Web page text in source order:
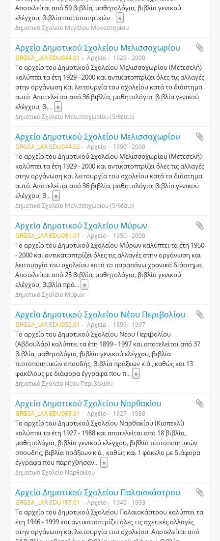
Αποτελείται από 59 βιβλία, μαθητολόγια, βιβλία γενικού
ελέγχου, βιβλία πιστοποιητικών... »
Δημοτικό Σχολείο Μεγάλου Μοναστηρίου
Αρχείο Δημοτικού Σχολείου Μελισσοχωρίου
GRGSA_LAR EDU044.01 Αρχείο 1929 - 2000
Το αρχείο του Δημοτικού Σχολείου Μελισσοχωρίου (Μετεσελή)
καλύπτει τα έτη 1929 - 2000 και αντικατοπτρίζει όλες τις αλλαγές
στην οργάνωση και λειτουργία του σχολείου κατά το διάστημα
αυτό. Αποτελείται από 36 βιβλία, μαθητολόγια, βιβλία γενικού
ελέγχου, βι... »
Δημοτικό Σχολείο Μελισσοχωρίου (5/θέσιο)
Αρχείο Δημοτικού Σχολείου Μελισσοχωρίου
GRGSA_LAR EDU044.02 Αρχείο 1990 - 2000
Το αρχείο του Δημοτικού Σχολείου Μελισσοχωρίου (Μετεσελή)
καλύπτει τα έτη 1929 - 2000 και αντικατοπτρίζει όλες τις αλλαγές
στην οργάνωση και λειτουργία του σχολείου κατά το διάστημα
αυτό. Αποτελείται από 36 βιβλία, μαθητολόγια, βιβλία γενικού
ελέγχου, β... »
Δημοτικό Σχολείο Μελισσοχωρίου (5/θέσιο)
Αρχείο Δημοτικού Σχολείου Μύρων
GRGSA_LAR EDU091.01 Αρχείο 1950 - 2000
Το αρχείο του Δημοτικού Σχολείου Μύρων καλύπτει τα έτη 1950
- 2000 και αντικατοπτρίζει όλες τις αλλαγές στην οργάνωση και
λειτουργία του σχολείου κατά το παραπάνω χρονικό διάστημα.
Αποτελείται από 25 βιβλία, μαθητολόγια, βιβλία γενικού
ελέγχου, βιβλία πρά... »
Δημοτικό Σχολείο Μύρων
Αρχείο Δημοτικού Σχολείου Νέου Περιβολίου
GRGSA_LAR EDU052.01 Αρχείο 1899 - 1997
Το αρχείο του Δημοτικού Σχολείου Νέου Περιβολίου
(Αβδουλάρ) καλύπτει τα έτη 1899 - 1997 και αποτελείται από 37
βιβλία, μαθητολόγια, βιβλία γενικού ελέγχου, βιβλία
πιστοποιητικών σπουδής, βιβλία πράξεων κ.ά., καθώς και 13
φακέλους με διάφορα έγγραφα που π... »
Δημοτικό Σχολείο Νέου Περιβολίου
Αρχείο Δημοτικού Σχολείου Ναρθακίου
GRGSA_LAR EDU068.01 Αρχείο 1927 - 1988
Το αρχείο του Δημοτικού Σχολείου Ναρθακίου (Κιοπεκλί)
καλύπτει τα έτη 1927 - 1988 και αποτελείται από 18 βιβλία,
μαθητολόγια, βιβλία γενικού ελέγχου, βιβλία πιστοποιητικών
σπουδής, βιβλία πράξεων κ.ά., καθώς και 1 φάκελο με διάφορα
έγγραφα που παρήχθησαν... »
Δημοτικό Σχολείο Ναρθακίου
Αρχείο Δημοτικού Σχολείου Παλαιοκάστρου
GRGSA_LAR EDU187.01 Αρχείο 1946 - 1993
Το αρχείο του Δημοτικού Σχολείου Παλαιοκάστρου καλύπτει τα
έτη 1946 - 1999 και αντικατοπτρίζει όλες τις σχετικές αλλαγές
στην οργάνωση και λειτουργία του σχολείου. Αποτελείται από